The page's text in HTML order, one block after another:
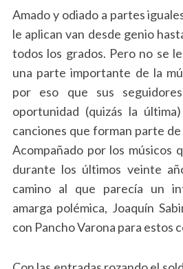
Amado y odiado a partes
le aplican van desde genio
todos los grados. Pero no se
una parte importante de la
por eso que sus
oportunidad (quizás la
canciones que forman parte
Acompañado por los músicos
durante los últimos veinte
camino al que parecía un
amarga polémica, Joaquín
con Pancho Varona para estos